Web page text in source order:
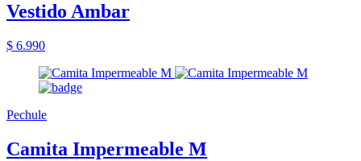
Vestido Ambar
$ 6.990
Pechule
Camita Impermeable M